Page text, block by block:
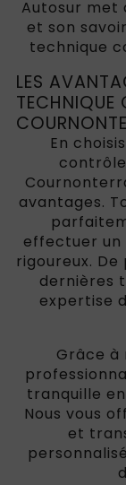
Autosur met
et son
technique
LES
TECHNIQUE
En
avantages.
effectuer un
rigoureux.
dernières
expertise
Grâce
tranquille
Nous vous
et